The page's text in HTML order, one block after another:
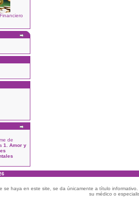
de
1. Amor y
se haya en este site, se da únicamente a título
su médico o